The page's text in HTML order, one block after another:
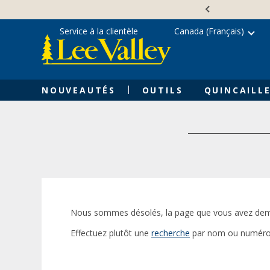
content
NOUVEAUTÉS OUTILS
Service à la clientèle Canada (Français)
Nous sommes désolés, la page que vous avez
Effectuez plutôt une recherche par nom ou